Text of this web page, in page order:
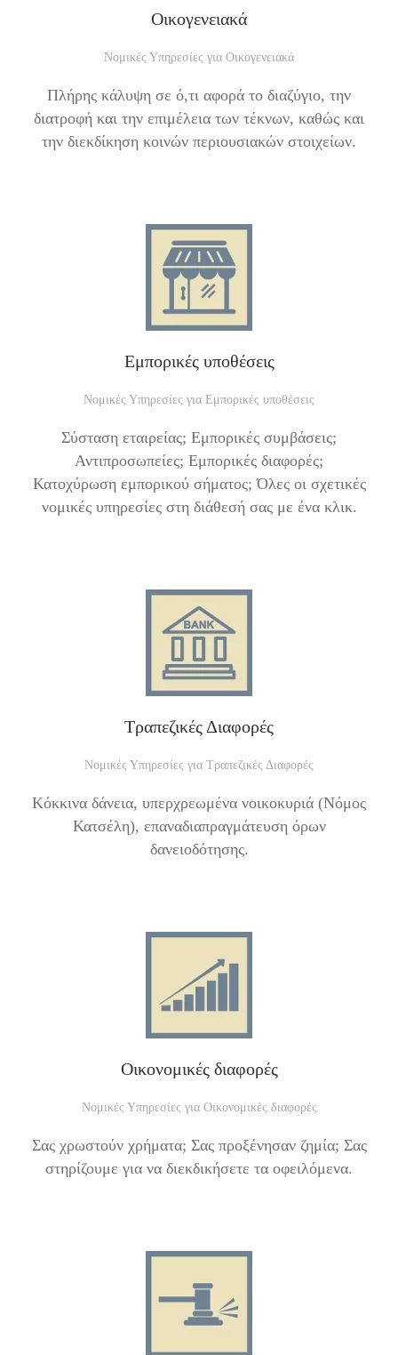
Οικογενειακά
Νομικές Υπηρεσίες για Οικογενειακά
Πλήρης κάλυψη σε ό,τι αφορά το διαζύγιο, την
διατροφή και την επιμέλεια των τέκνων, καθώς και
την διεκδίκηση κοινών περιουσιακών στοιχείων.
Εμπορικές υποθέσεις
Νομικές Υπηρεσίες για Εμπορικές υποθέσεις
Σύσταση εταιρείας; Εμπορικές συμβάσεις;
Αντιπροσωπείες; Εμπορικές διαφορές;
Κατοχύρωση εμπορικού σήματος; Όλες οι σχετικές
νομικές υπηρεσίες στη διάθεσή σας με ένα κλικ.
Τραπεζικές Διαφορές
Νομικές Υπηρεσίες για Τραπεζικές Διαφορές
Κόκκινα δάνεια, υπερχρεωμένα νοικοκυριά (Νόμος
Κατσέλη), επαναδιαπραγμάτευση όρων
δανειοδότησης.
Οικονομικές διαφορές
Νομικές Υπηρεσίες για Οικονομικές διαφορές
Σας χρωστούν χρήματα; Σας προξένησαν ζημία; Σας
στηρίζουμε για να διεκδικήσετε τα οφειλόμενα.